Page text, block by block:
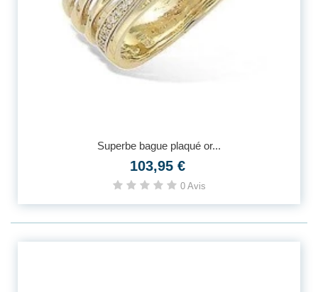
Superbe bague plaqué or...
103,95 €
0 Avis